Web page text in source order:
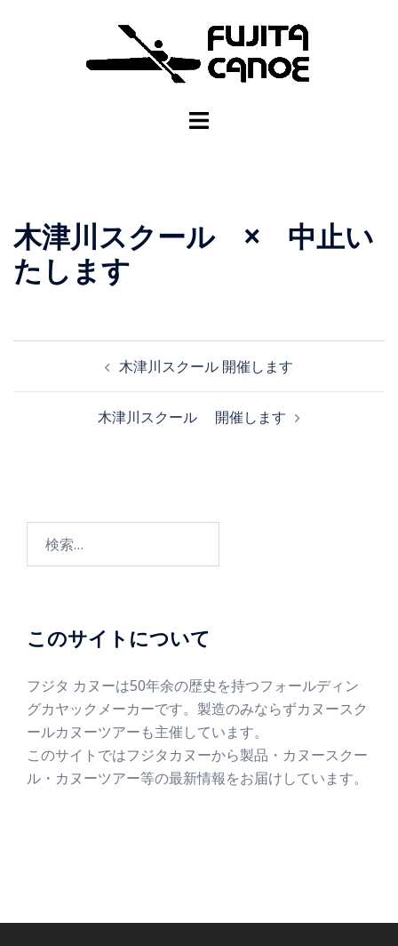
木津川スクール × 中止い
たします
木津川スクール 開催します
木津川スクール 開催します
このサイトについて
フジタ カヌーは50年余の歴史を持つフォールディン
グカヤックメーカーです。製造のみならずカヌースク
ールカヌーツアーも主催しています。
このサイトではフジタカヌーから製品・カヌースクー
ル・カヌーツアー等の最新情報をお届けしています。